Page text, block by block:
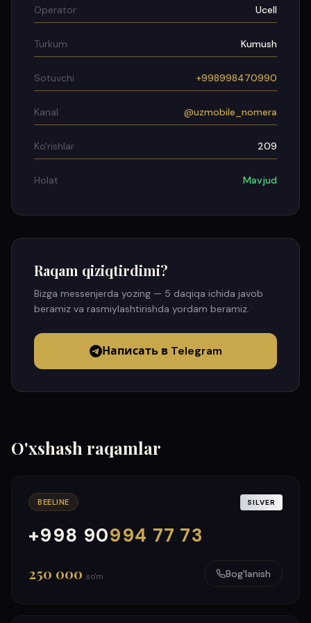
Operator Ucell
Turkum Kumush
Sotuvchi +998998470990
Kanal @uzmobile_nomera
Ko'rishlar 209
Holat Mavjud
Raqam qiziqtirdimi?
Bizga messenjerda yozing — 5 daqiqa ichida javob
beramiz va rasmiylashtirishda yordam beramiz.
Написать в Telegram
O'xshash raqamlar
BEELINE SILVER
+998 90994 77 73
000
999
250 000 so'm Bog'lanish